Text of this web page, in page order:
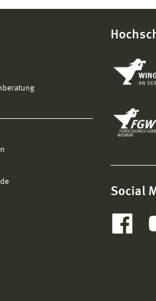
Social